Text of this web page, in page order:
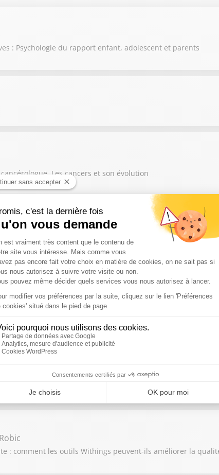
: Psychologie du rapport enfant, adolescent et parents
Les cancers et son évolution
avec le docteur Bart De Wever
psychologue et psychanalyste Bruno Clavier, découvrez les
et bénéfices pour les patients au programme de
: comment les outils Withings peuvent-ils améliorer la